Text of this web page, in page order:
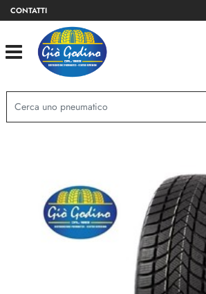
CONTATTI
Open